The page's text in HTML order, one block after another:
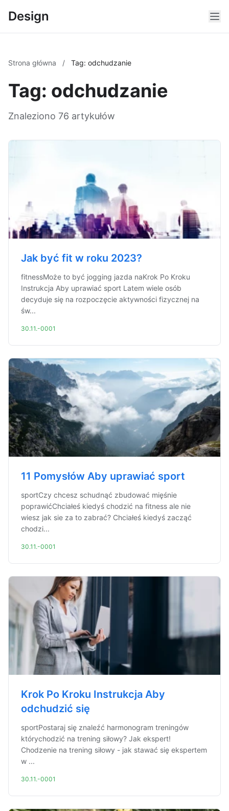
Design
Strona główna / Tag: odchudzanie
Tag: odchudzanie
Znaleziono 76 artykułów
Jak być fit w roku 2023?
fitnessMoże to być jogging jazda naKrok Po Kroku
Instrukcja Aby uprawiać sport Latem wiele osób
decyduje się na rozpoczęcie aktywności fizycznej na
św...
30.11.-0001
11 Pomysłów Aby uprawiać sport
sportCzy chcesz schudnąć zbudować mięśnie
poprawićChciałeś kiedyś chodzić na fitness ale nie
wiesz jak sie za to zabrać? Chciałeś kiedyś zacząć
chodzi...
30.11.-0001
Krok Po Kroku Instrukcja Aby
odchudzić się
sportPostaraj się znaleźć harmonogram treningów
którychodzić na trening siłowy? Jak ekspert!
Chodzenie na trening siłowy - jak stawać się ekspertem
w ...
30.11.-0001